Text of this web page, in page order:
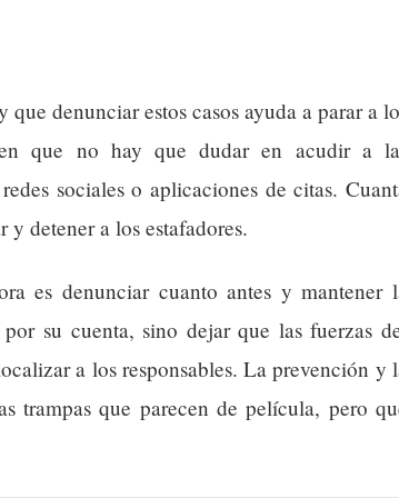
denunciar estos casos ayuda a parar a
que no hay que dudar en acudir a
sociales o aplicaciones de citas.
detener a los estafadores.
es denunciar cuanto antes y mantener
su cuenta, sino dejar que las fuerzas
a los responsables. La prevención y
trampas que parecen de película, pero